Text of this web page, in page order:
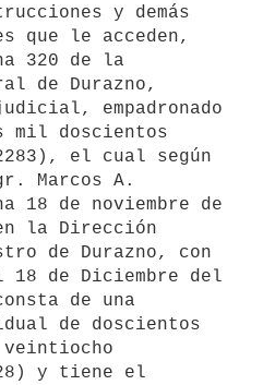
y demás
que le acceden,
320 de la
de Durazno,
empadronado
mil doscientos
el cual según
Marcos A.
18 de noviembre de
la Dirección
de Durazno, con
18 de Diciembre del
de una
de doscientos
veintiocho
y tiene el